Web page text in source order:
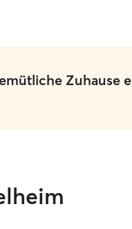
super
konnte
eine
entwickelt
wieder
Zuhause